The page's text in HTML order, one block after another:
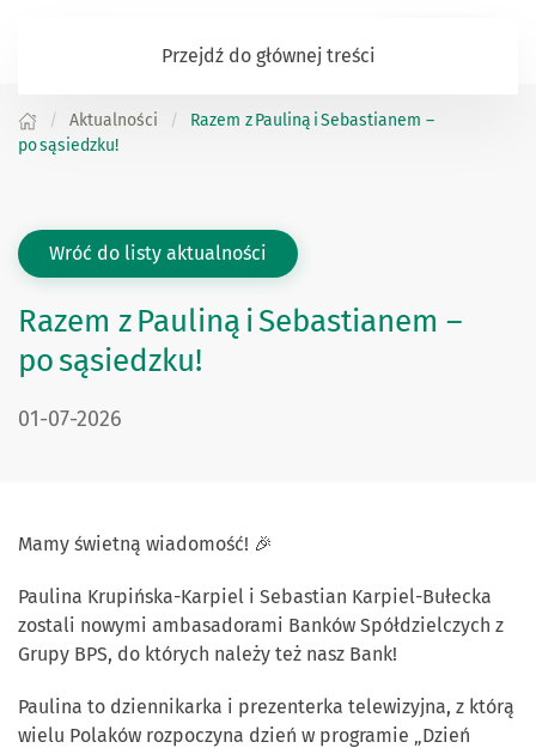
Przejdź do głównej treści
Aktualności
Razem z Pauliną i Sebastianem –
po sąsiedzku!
Wróć do listy aktualności
Razem z Pauliną i Sebastianem –
po sąsiedzku!
DATA PUBLIKACJI:
01-07-2026
Mamy świetną wiadomość! 🎉
Paulina Krupińska-Karpiel i Sebastian Karpiel-Bułecka
zostali nowymi ambasadorami Banków Spółdzielczych z
Grupy BPS, do których należy też nasz Bank!
Paulina to dziennikarka i prezenterka telewizyjna, z którą
wielu Polaków rozpoczyna dzień w programie „Dzień